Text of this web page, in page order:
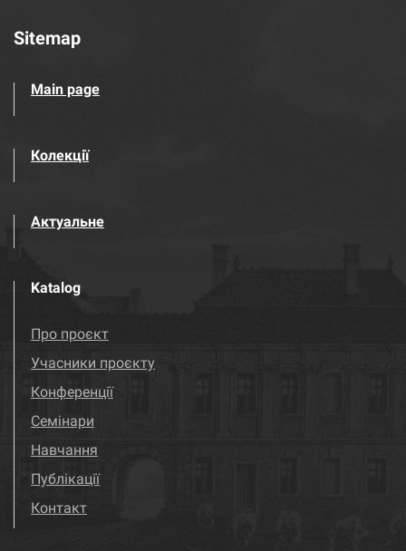
Sitemap
Main page
Колекції
Актуальне
Katalog
Про проєкт
Учасники проєкту
Конференції
Семінари
Навчання
Публікації
Контакт